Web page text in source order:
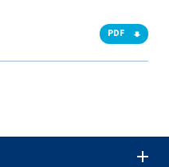
PDF